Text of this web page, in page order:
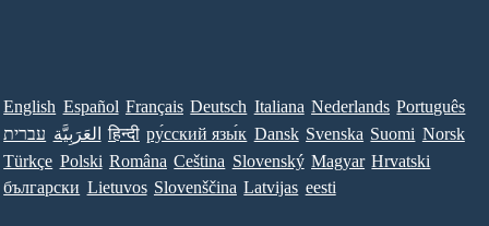
English Español Français Deutsch Italiana Nederlands Português
עברית العَرَبِيَّة हिन्दी ру́сский язы́к Dansk Svenska Suomi Norsk
Türkçe Polski Româna Ceština Slovenský Magyar Hrvatski
български Lietuvos Slovenščina Latvijas eesti